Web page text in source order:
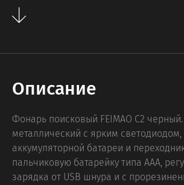
Описание
Фонарь поисковый FEIMAO C2
металлический с ярким светодиодом,
аккумуляторной батареи и
пальчиковую батарейку типа ААА,
зарядка от USB шнура и с